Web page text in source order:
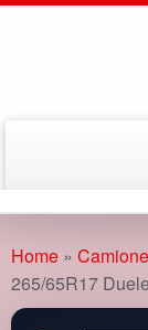
to
content
Home »
265/65R17